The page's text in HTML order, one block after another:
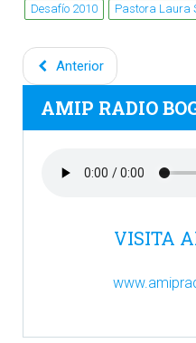
Desafío 2010
Pastora Laura
Anterior
AMIP RADIO
VISITA